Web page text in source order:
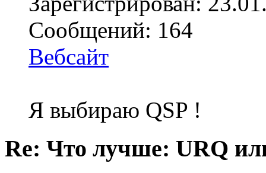
Сообщений: 164
Вебсайт
Я выбираю QSP !
Re: Что лучше: URQ